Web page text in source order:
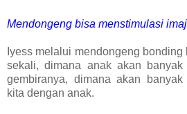
Mendongeng bisa menstimulasi
Iyess melalui mendongeng
sekali, dimana anak akan banyak
gembiranya, dimana akan
kita dengan anak.